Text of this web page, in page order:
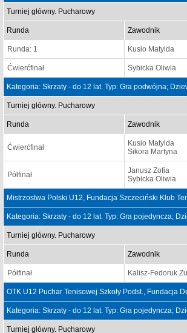
Turniej główny. Pucharowy
Runda Zawodnik
Runda: 1 Kusio Matylda
Ćwierćfinał Sybicka Oliwia
Kategoria: Skrzaty - do 12 lat. Typ: Gra podwójna;
Turniej główny. Pucharowy
Runda Zawodnik
Ćwierćfinał
Kusio Matylda
Sikora Martyna
Półfinał
Janusz Zofia
Sybicka Oliwia
Mistrzostwa Polski U12, Fundacja Szczeciński Klub
Kategoria: Skrzaty - do 12 lat. Typ: Gra pojedyncza;
Turniej główny. Pucharowy
Runda Zawodnik
Półfinał Kalisz-Fedoruk
OTK U12 Puchar Tenisowej Szkoły Podst., Fundacja
Kategoria: Skrzaty - do 12 lat. Typ: Gra pojedyncza;
Turniej główny. Pucharowy